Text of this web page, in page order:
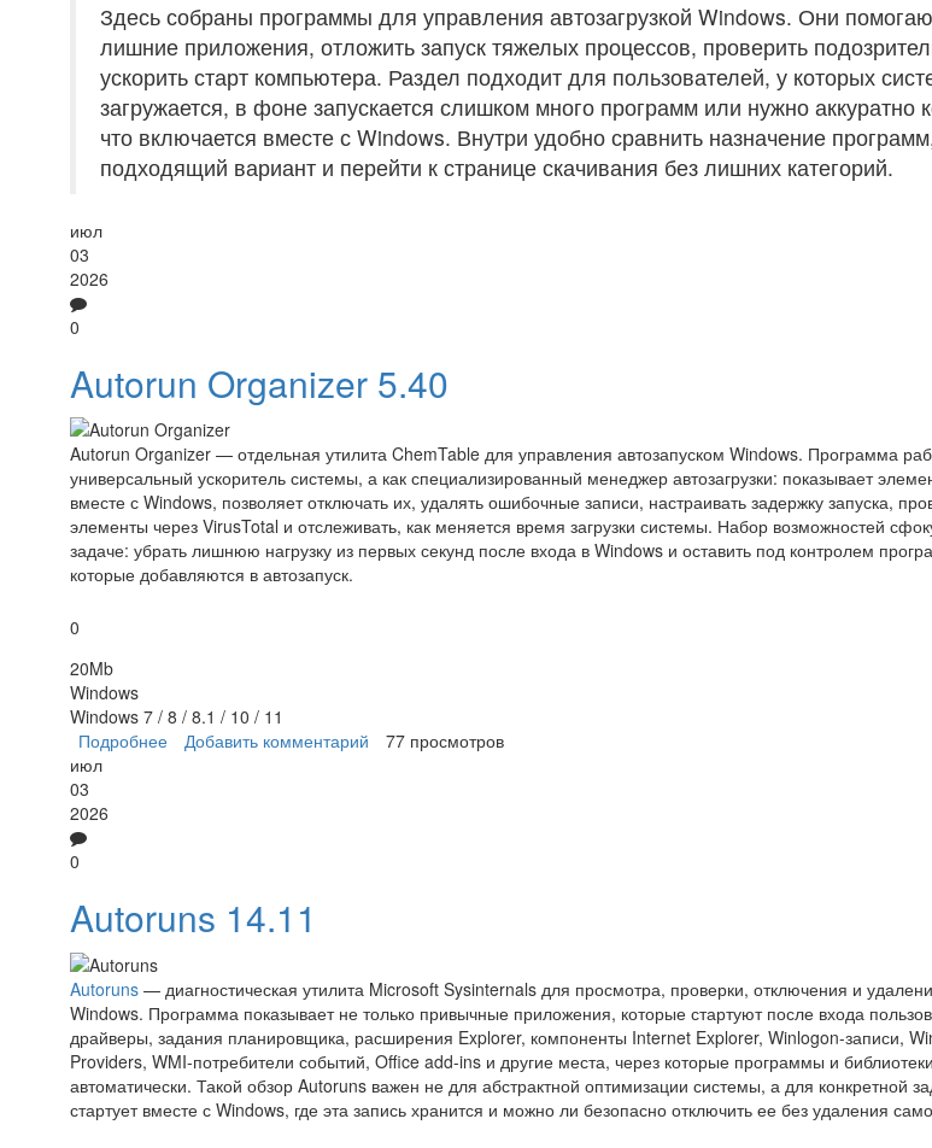
Здесь собраны программы для управления автозагрузкой Windows. Они
лишние приложения, отложить запуск тяжелых процессов, проверить
ускорить старт компьютера. Раздел подходит для пользователей, у которых
загружается, в фоне запускается слишком много программ или нужно аккуратно
что включается вместе с Windows. Внутри удобно сравнить назначение
подходящий вариант и перейти к странице скачивания без лишних категорий.
июл
03
2026
0
Autorun Organizer 5.40
Autorun Organizer — отдельная утилита ChemTable для управления автозапуском Windows. Программа
универсальный ускоритель системы, а как специализированный менеджер автозагрузки: показывает
вместе с Windows, позволяет отключать их, удалять ошибочные записи, настраивать задержку запуска,
элементы через VirusTotal и отслеживать, как меняется время загрузки системы. Набор возможностей
задаче: убрать лишнюю нагрузку из первых секунд после входа в Windows и оставить под контролем
которые добавляются в автозапуск.
0
20Mb
Windows
Windows 7 / 8 / 8.1 / 10 / 11
Подробнее о Autorun Organizer
Добавить комментарий
77 просмотров
июл
03
2026
0
Autoruns 14.11
Autoruns — диагностическая утилита Microsoft Sysinternals для просмотра, проверки, отключения и
Windows. Программа показывает не только привычные приложения, которые стартуют после входа
драйверы, задания планировщика, расширения Explorer, компоненты Internet Explorer, Winlogon-записи,
Providers, WMI-потребители событий, Office add-ins и другие места, через которые программы и библиотеки
автоматически. Такой обзор Autoruns важен не для абстрактной оптимизации системы, а для конкретной
стартует вместе с Windows, где эта запись хранится и можно ли безопасно отключить ее без удаления